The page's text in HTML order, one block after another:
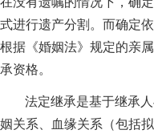
式进行遗产分割。而确定
根据《婚姻法》规定的亲
承资格。
法定继承是基于继承
姻关系、血缘关系（包括